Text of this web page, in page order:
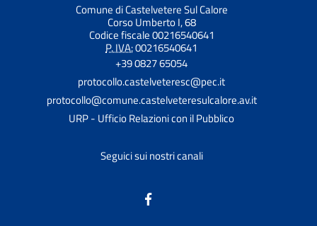
Comune di Castelvetere Sul Calore
Corso Umberto I, 68
Codice fiscale 00216540641
P. IVA:00216540641
+39 0827 65054
protocollo.castelveteresc@pec.it
protocollo@comune.castelveteresulcalore.av.it
URP - Ufficio Relazioni con il Pubblico
Seguici sui nostri canali